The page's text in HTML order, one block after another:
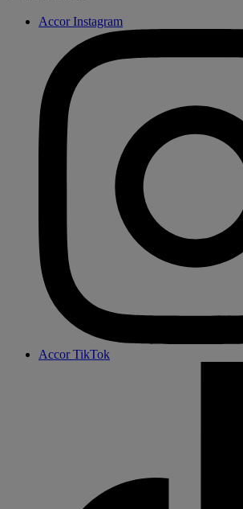
Accor Instagram
Accor TikTok